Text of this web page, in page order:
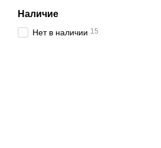
Наличие
Нет в наличии 15